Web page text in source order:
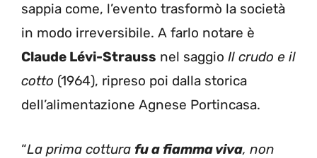
sappia come, l’evento trasformò la società
in modo irreversibile. A farlo notare è
Claude Lévi-Strauss nel saggio Il crudo e il
cotto (1964), ripreso poi dalla storica
dell’alimentazione Agnese Portincasa.
“La prima cottura fu a fiamma viva, non